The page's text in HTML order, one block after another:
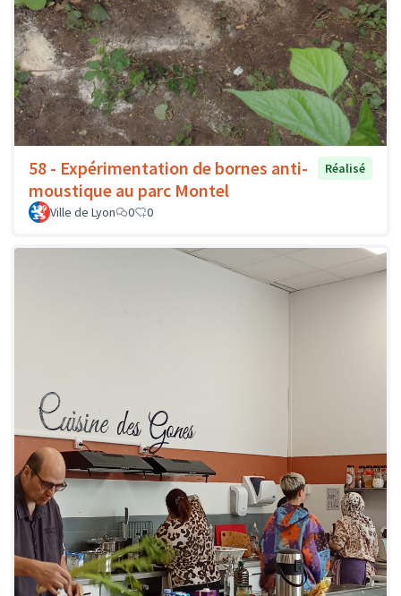
58 - Expérimentation de bornes anti-
moustique au parc Montel
Réalisé
Ville de Lyon 0 0